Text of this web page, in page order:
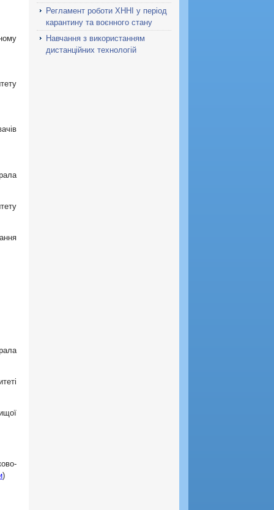
Регламент роботи ХННІ у період
карантину та воєнного стану
Навчання з використанням
дистанційних технологій
)